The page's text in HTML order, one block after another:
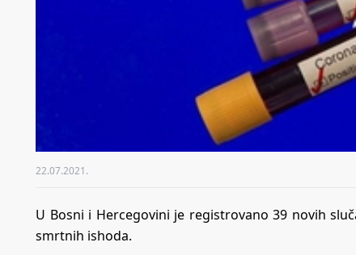
22.07.2021.
U Bosni i Hercegovini je registrovano 39 novih
smrtnih ishoda.